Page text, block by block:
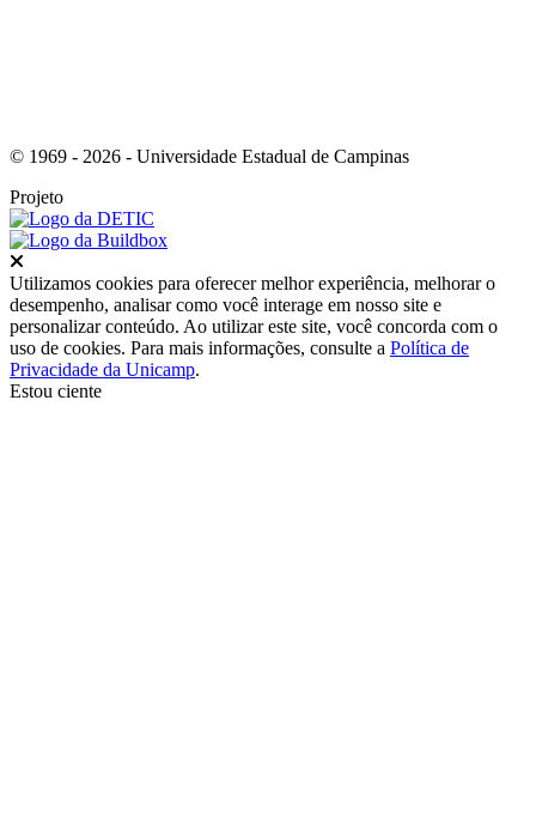
© 1969 - 2026 - Universidade Estadual de Campinas
Projeto
Utilizamos cookies para oferecer melhor experiência, melhorar o
desempenho, analisar como você interage em nosso site e
personalizar conteúdo. Ao utilizar este site, você concorda com o
uso de cookies. Para mais informações, consulte a Política de
Privacidade da Unicamp.
Estou ciente